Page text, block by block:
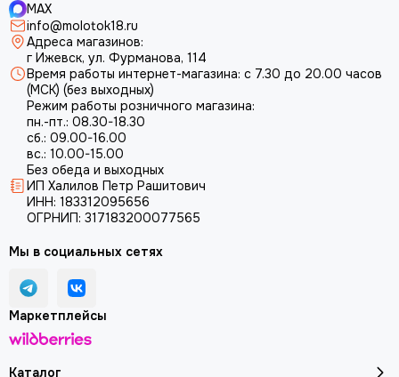
MAX
info@molotok18.ru
Адреса магазинов:
г Ижевск, ул. Фурманова, 114
Время работы интернет-магазина: с 7.30 до 20.00 часов
(МСК) (без выходных)
Режим работы розничного магазина:
пн.-пт.: 08.30-18.30
сб.: 09.00-16.00
вс.: 10.00-15.00
Без обеда и выходных
ИП Халилов Петр Рашитович
ИНН: 183312095656
ОГРНИП: 317183200077565
Каталог
Мы в социальных сетях
Маркетплейсы